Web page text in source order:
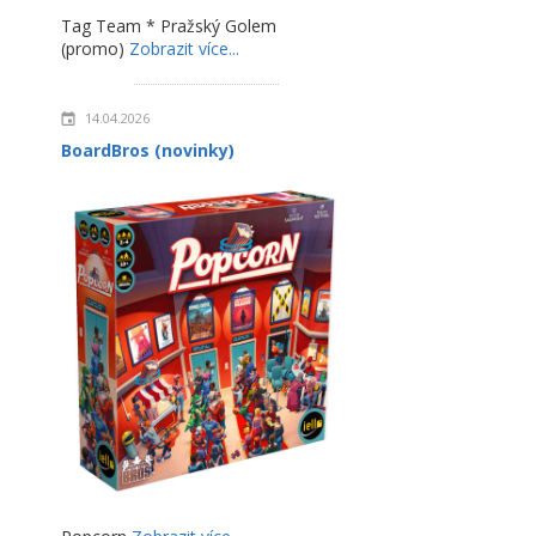
Tag Team * Pražský Golem
(promo) Zobrazit více...
14.04.2026
BoardBros (novinky)